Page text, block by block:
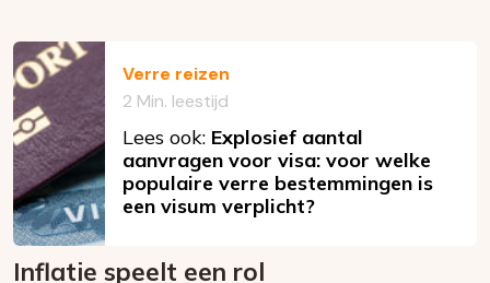
Verre reizen
2 Min. leestijd
Lees ook: Explosief aantal
aanvragen voor visa: voor welke
populaire verre bestemmingen is
een visum verplicht?
Inflatie speelt een rol